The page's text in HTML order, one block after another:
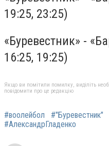
19:25, 23:25)
«Буревестник» -
16:25, 19:25)
Якщо ви помітили помилку, виділіть
повідомити про це редакцію
#воолейбол #"Буревестник"
#АлександрГладенко